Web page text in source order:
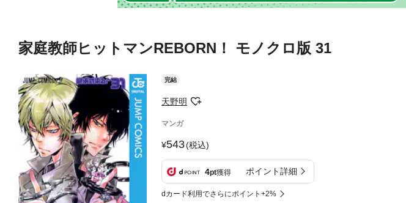
家庭教師ヒットマンREBORN！ モノクロ版 31
完結
天野明
マンガ
543(税込)
4pt獲得 ポイント詳細
dカード利用でさらにポイント+2%